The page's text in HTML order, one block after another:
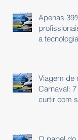
Apenas
a
Viagem de
Carnaval:
curtir com